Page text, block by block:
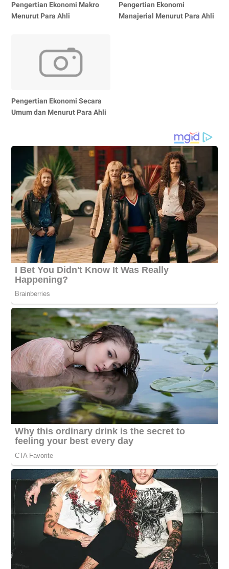
Pengertian Ekonomi Makro
Menurut Para Ahli
Pengertian Ekonomi
Manajerial Menurut Para Ahli
Pengertian Ekonomi Secara
Umum dan Menurut Para Ahli